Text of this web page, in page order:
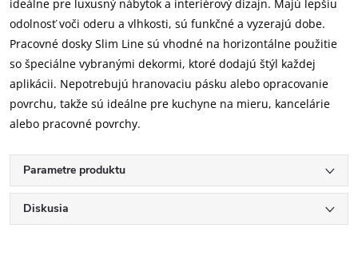
ideálne pre luxusný nábytok a interiérový dizajn. Majú lepšiu
odolnosť voči oderu a vlhkosti, sú funkčné a vyzerajú dobe.
Pracovné dosky Slim Line sú vhodné na horizontálne použitie
so špeciálne vybranými dekormi, ktoré dodajú štýl každej
aplikácii. Nepotrebujú hranovaciu pásku alebo opracovanie
povrchu, takže sú ideálne pre kuchyne na mieru, kancelárie
alebo pracovné povrchy.
Parametre produktu
Diskusia